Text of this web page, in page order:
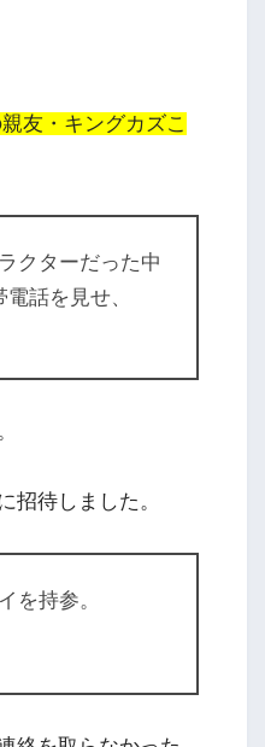
友・キングカズこ
クターだった中
話を見せ、
招待しました。
を持参。